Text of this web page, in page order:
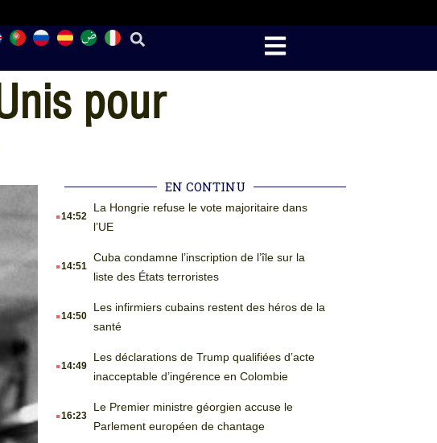
pour
EN CONTINU
.14:52
La Hongrie refuse le vote majoritaire dans
l’UE
.14:51
Cuba condamne l’inscription de l’île sur la
liste des États terroristes
.14:50
Les infirmiers cubains restent des héros de la
santé
.14:49
Les déclarations de Trump qualifiées d’acte
inacceptable d’ingérence en Colombie
.16:23
Le Premier ministre géorgien accuse le
Parlement européen de chantage